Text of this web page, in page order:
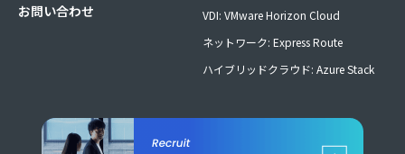
お問い合わせ
VDI: VMware Horizon Cloud
ネットワーク: Express Route
ハイブリッドクラウド: Azure Stack